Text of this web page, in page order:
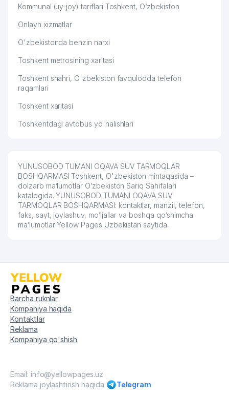
Kommunal (uy-joy) tariflari Toshkent, O‘zbekiston
Onlayn xizmatlar
O'zbekistonda benzin narxi
Toshkent metrosining xaritasi
Toshkent shahri, O'zbekiston favqulodda telefon
raqamlari
Toshkent xaritasi
Toshkentdagi avtobus yo'nalishlari
YUNUSOBOD TUMANI OQAVA SUV TARMOQLAR
BOSHQARMASI Toshkent, O'zbekiston mintaqasida –
dolzarb ma’lumotlar O’zbekiston Sariq Sahifalari
katalogida. YUNUSOBOD TUMANI OQAVA SUV
TARMOQLAR BOSHQARMASI: kontaktlar, manzil, telefon,
faks, sayt, joylashuv, mo’ljallar va boshqa qo’shimcha
ma’lumotlar Yellow Pages Uzbekistan saytida.
Barcha ruknlar
Kompaniya haqida
Kontaktlar
Reklama
Kompaniya qo'shish
Email: info@yellowpages.uz
Reklama joylashtirish haqida
Telegram